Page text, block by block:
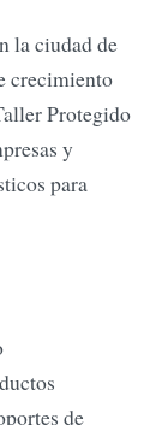
la ciudad de
crecimiento
Protegido
y
para
de